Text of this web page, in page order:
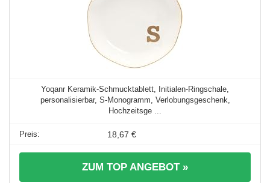
Yoqanr Keramik-Schmucktablett, Initialen-Ringschale,
personalisierbar, S-Monogramm, Verlobungsgeschenk,
Hochzeitsge ...
18,67 €
ZUM TOP ANGEBOT »